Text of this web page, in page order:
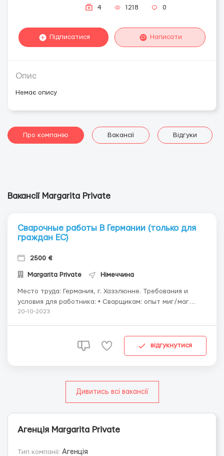
4 1218 0
Підписатися Написати
Опис
Немає опису
Про компанію Вакансії Відгуки
Вакансії Margarita Private
Сварочные работы В Германии (только для
граждан ЕС)
2500 €
Margarita Private Німеччина
Место труда: Германия, г. Хазэлюнне. Требования и
условия для работника: • Сварщикам: опыт миг/маг
сварка, • Сборщикам: необходимо уметь читать
Работодатель предоставляет жильё, робу и транспорт
20-10-2023
відгукнутися
Дивитись всі вакансії
Агенція Margarita Private
Тип компанії: Агенція